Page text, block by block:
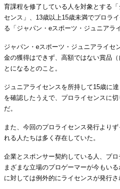
育課程を修了している人を対象とする
センス」、13歳以上15歳未満でプロラ
る「ジャパン・eスポーツ・ジュニアラ
ジャパン・eスポーツ・ジュニアライセ
金の獲得はできず、高額ではない賞品
とになるとのこと。
ジュニアライセンスを所持して15歳に
を確認したうえで、プロライセンスに
だ。
また、今回のプロライセンス発行より
れる人たちは多く存在していた。
企業とスポンサー契約している人、プ
まざまな立場のプロゲーマーが今もい
に対しては例外的にライセンスが発行さ